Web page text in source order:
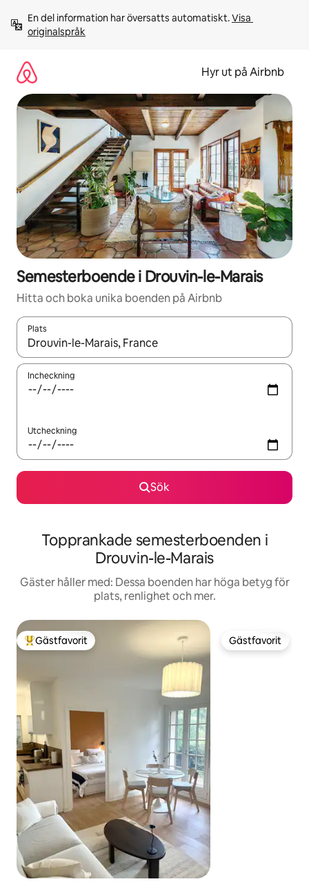
innehåll
En del information har översatts automatiskt. Visa
originalspråk
Hyr ut på Airbnb
Semesterboende i Drouvin-le-Marais
Hitta och boka unika boenden på Airbnb
Plats
När resultaten är tillgängliga kan du navigera med upp- och
Incheckning
Utcheckning
Sök
Topprankade semesterboenden i
Drouvin-le-Marais
Gäster håller med: Dessa boenden har höga betyg för
plats, renlighet och mer.
Populär gästfavorit
Gästfavorit Gästfavorit
Gästfavorit